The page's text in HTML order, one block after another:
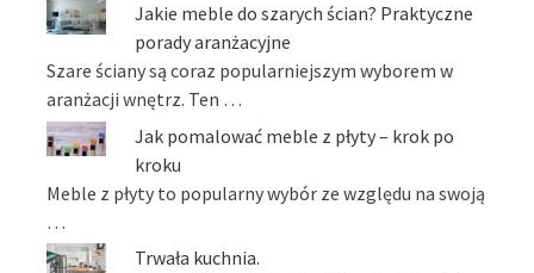
Jakie meble do szarych ścian? Praktyczne
porady aranżacyjne
Szare ściany są coraz popularniejszym wyborem w
aranżacji wnętrz. Ten …
Jak pomalować meble z płyty – krok po
kroku
Meble z płyty to popularny wybór ze względu na swoją
…
Trwała kuchnia.